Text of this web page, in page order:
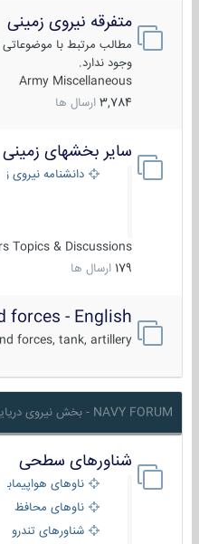
متفرقه نیروی زمینی
مطالب مرتبط با موضوعاتی
وجود ندارد.
Army Miscellaneous
3,784 ارسال ها
سایر بخشهای زمینی
دانشنامه نیروی زمینی
Topics & Discussions
179 ارسال ها
forces - English
forces, tank, artillery ...
NAVY FORUM - بخش نیروی دریایی
شناورهای سطحی
ناوهای هواپیمابر و
ناوهای محافظ
شناورهای تندرو